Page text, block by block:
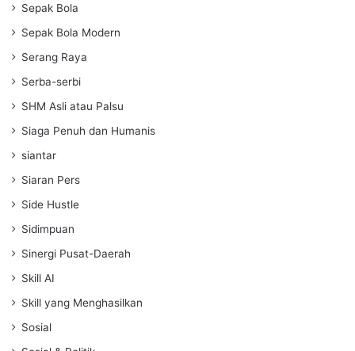
Sepak Bola
Sepak Bola Modern
Serang Raya
Serba-serbi
SHM Asli atau Palsu
Siaga Penuh dan Humanis
siantar
Siaran Pers
Side Hustle
Sidimpuan
Sinergi Pusat-Daerah
Skill AI
Skill yang Menghasilkan
Sosial